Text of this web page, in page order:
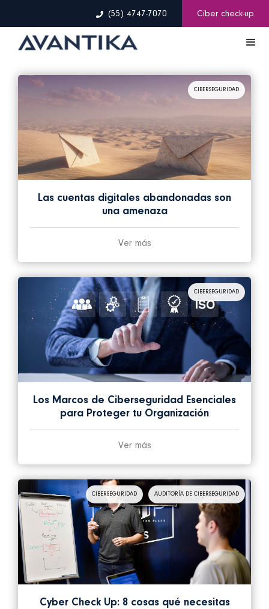
(55) 4747-7070 Ciber check-up
CIBERSEGURIDAD
Las cuentas digitales abandonadas son
una amenaza
Ver más
CIBERSEGURIDAD
Los Marcos de Ciberseguridad Esenciales
para Proteger tu Organización
Ver más
CIBERSEGURIDAD AUDITORÍA DE CIBERSEGURIDAD
Cyber Check Up: 8 cosas qué necesitas